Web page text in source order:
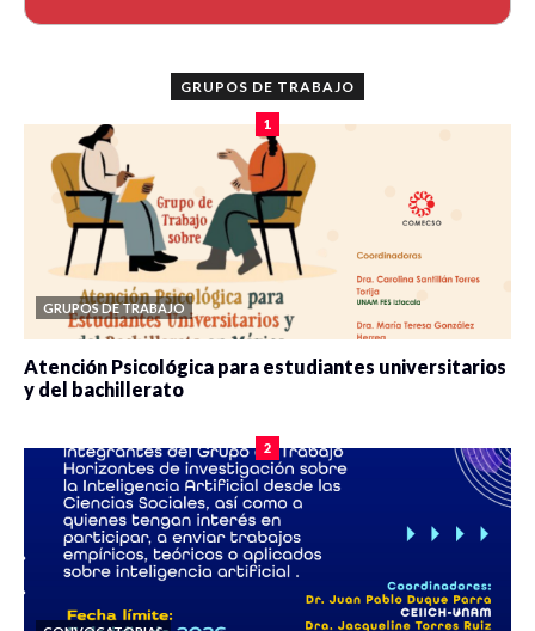
GRUPOS DE TRABAJO
1
GRUPOS DE TRABAJO
Atención Psicológica para estudiantes universitarios
y del bachillerato
2